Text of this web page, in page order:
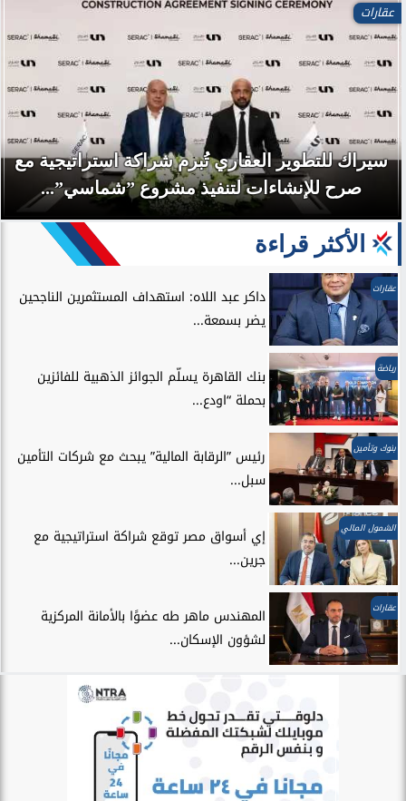
عقارات
سيراك للتطوير العقاري تُبرم شراكة استراتيجية مع
صرح للإنشاءات لتنفيذ مشروع ”شماسي”...
الأكثر قراءة
عقارات
داكر عبد اللاه: استهداف المستثمرين الناجحين
يضر بسمعة...
رياضة
بنك القاهرة يسلّم الجوائز الذهبية للفائزين
بحملة “اودع...
بنوك وتأمين
رئيس ”الرقابة المالية” يبحث مع شركات التأمين
سبل...
الشمول المالي
إي أسواق مصر توقع شراكة استراتيجية مع
جرين...
عقارات
المهندس ماهر طه عضوًا بالأمانة المركزية
لشؤون الإسكان...